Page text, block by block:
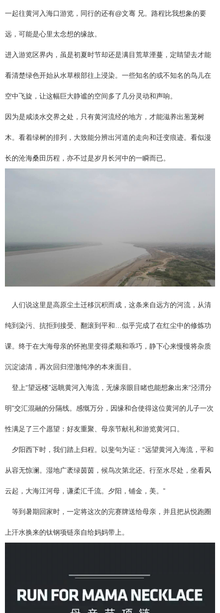
一起往黄河入海口游览，同行的还有@文骞 兄。路程比我想象的要
远，可能是心里太念想的缘故。
进入游览区界内，虽是初夏时节却还是满目荒草湮蔓，定睛望去才能
看清楚绿色开始从水草根部往上浸染。一些知名的或不知名的鸟儿在
空中飞旋，让这幅巨大静谧的空间多了几分灵动和声响。
因为是咸淡水交界之处，只有黄河流经的地方，才能滋养出葱茏树
木。看着绿树的排列，大致能分辨出河道的走向和迁变痕迹。看似漫
长的沧海桑田历程，亦不过是岁月长河中的一瞬而已。
人们说这里是高原尘土迁移沉积而成，这条来自远方的河流，从清
纯到染污、抗拒到接受、翻滚到平和…似乎完成了在红尘中的修炼功
课。终于在大海母亲的怀抱里变得柔顺和乖巧，静下心来慢慢将杂质
沉淀滤清，再次回归澄澈纯净的本来面目。
登上“望远楼”远眺黄河入海流，无缘亲眼目睹也能想象出来“泾渭分
明”交汇混融的分隔线。感慨万分，因缘和合使得这位黄河的儿子一次
性满足了三个愿望：好友重聚、母亲节献礼和游览黄河口。
夕阳西下时，我们踏上归程。以斐句为证：“远望黄河入海流，平和
从容无惊澜。湿地广袤绿茵茵，候鸟次第北还。行至水尽处，坐看风
云起，大海江河母，谦柔汇千流。夕阳，铺金，美。”
等到暑期回家时，一定将这次的完赛牌送给母亲，并且把从悦跑圈
上汗水换来的钛钢项链亲自给妈妈带上。